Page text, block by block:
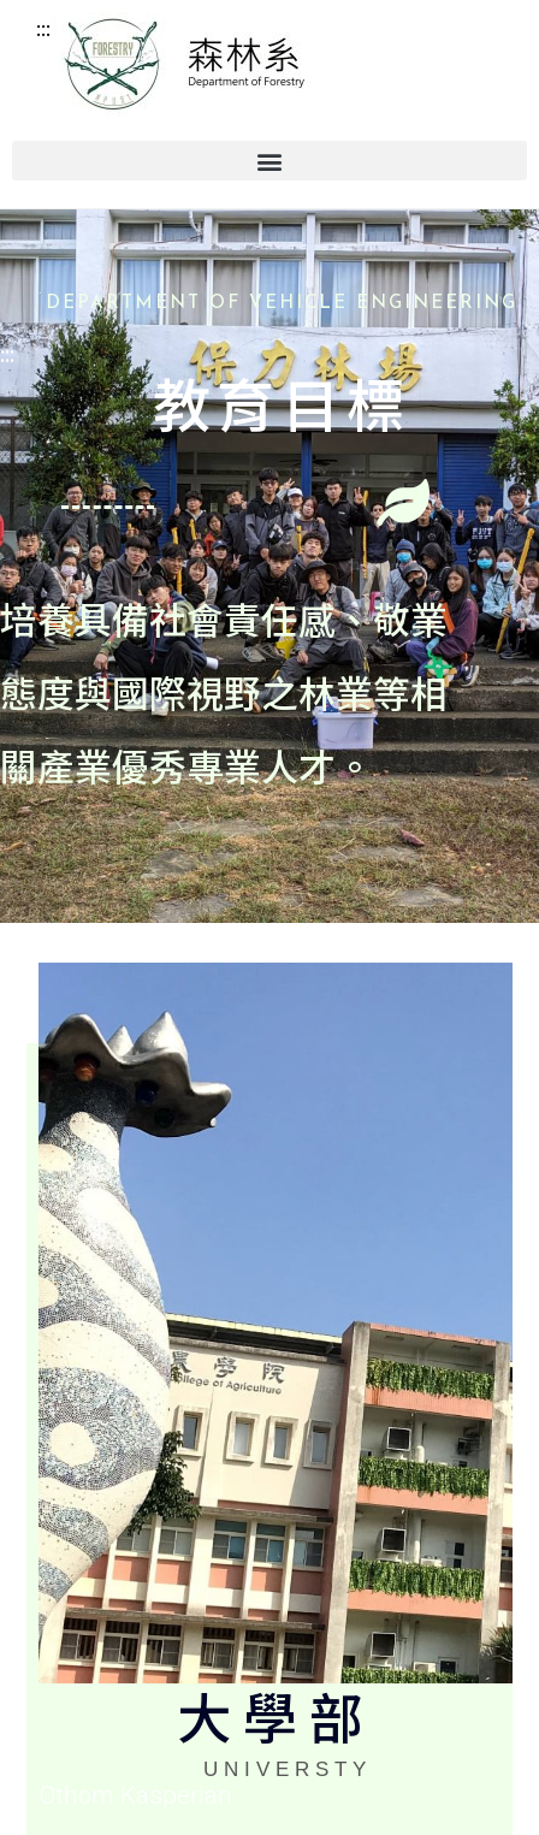
:::
DEPARTMENT OF VEHICLE ENGINEERING
:::
教育目標
培養具備社會責任感、敬業
態度與國際視野之林業等相
關產業優秀專業人才。
大學部
UNIVERSTY